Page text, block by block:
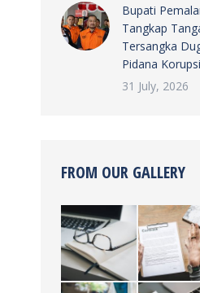
Bupati
Tangkap
Tersangka
Pidana Korupsi
31 July, 2026
FROM OUR GALLERY